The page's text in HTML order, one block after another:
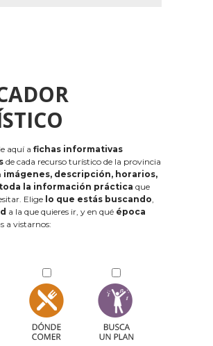
aquí a fichas informativas
de cada recurso turístico de la provincia
imágenes, descripción, horarios,
la información práctica que
Elige lo que estás buscando,
a la que quieres ir, y en qué época
a vistarnos: